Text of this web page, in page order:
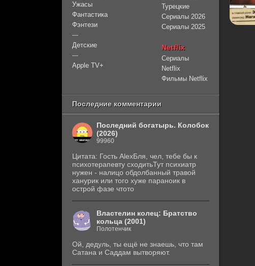
Ужасы
Фантастика
Фэнтези
—
Детские
—
Apple TV+
Турецкие
Сериалы 2026
Сериалы 2025
Netflix
Сериалы
Netflix
Фильмы Netflix
Последние комментарии
Последний богатырь. Колобок
(2026)
99960
Цитата: Гость AlexБля, чел, тебе бы к
психотерапевту сходитьТут психиатр
нужен - налицо обдолбанный травой
ханурик или того хуже параноик в
острой фазе чтото
Властелин колец: Братство
кольца (2001)
Полотенчик
Ой, дедуль, ты ещё не знаешь, что там
Сатана и Саддам вытворяют.